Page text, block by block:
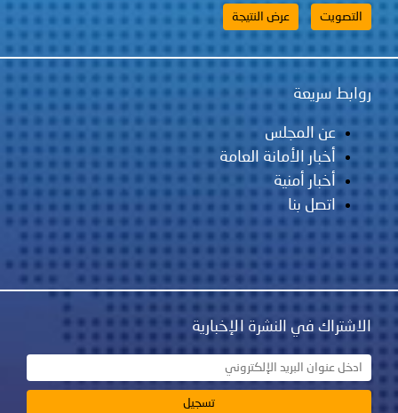
روابط سريعة
عن المجلس
أخبار الأمانة العامة
أخبار أمنية
اتصل بنا
الاشتراك في النشرة الإخبارية